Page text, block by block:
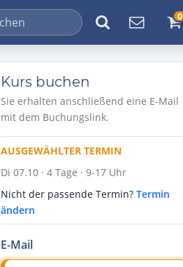
0
Kurs buchen
Sie erhalten anschließend eine E-Mail
mit dem Buchungslink.
AUSGEWÄHLTER TERMIN
Di 07.10 · 4 Tage · 9-17 Uhr
Nicht der passende Termin? Termin
ändern
E-Mail